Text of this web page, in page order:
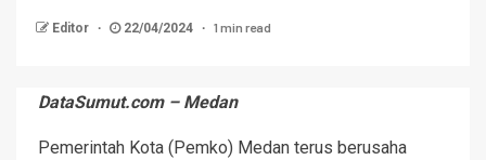
Editor 22/04/2024 1 min read
DataSumut.com – Medan
Pemerintah Kota (Pemko) Medan terus berusaha